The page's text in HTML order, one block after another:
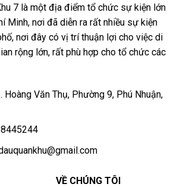
7 là một địa điểm tổ chức sự kiện lớn
Minh, nơi đã diễn ra rất nhiều sự kiện
nơi đây có vị trí thuận lợi cho việc di
rộng lớn, rất phù hợp cho tổ chức các
Văn Thụ, Phường 9, Phú Nhuận,
VỀ CHÚNG TÔI